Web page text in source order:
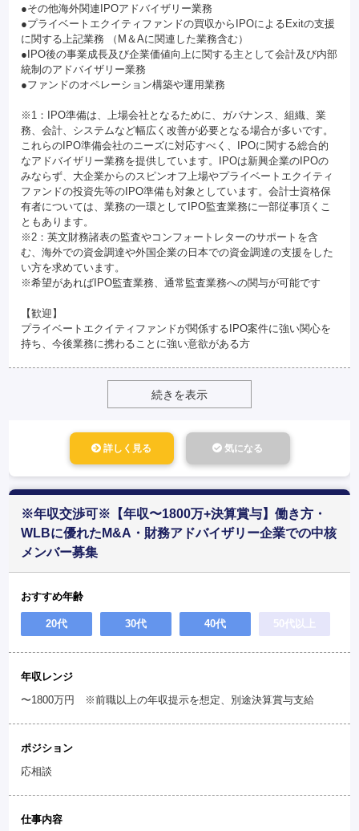
●その他海外関連IPOアドバイザリー業務
●プライベートエクイティファンドの買収からIPOによるExitの支援
に関する上記業務 （M＆Aに関連した業務含む）
●IPO後の事業成長及び企業価値向上に関する主として会計及び内部
統制のアドバイザリー業務
●ファンドのオペレーション構築や運用業務
※1：IPO準備は、上場会社となるために、ガバナンス、組織、業
務、会計、システムなど幅広く改善が必要となる場合が多いです。
これらのIPO準備会社のニーズに対応すべく、IPOに関する総合的
なアドバイザリー業務を提供しています。IPOは新興企業のIPOの
みならず、大企業からのスピンオフ上場やプライベートエクイティ
ファンドの投資先等のIPO準備も対象としています。会計士資格保
有者については、業務の一環としてIPO監査業務に一部従事頂くこ
ともあります。
※2：英文財務諸表の監査やコンフォートレターのサポートを含
む、海外での資金調達や外国企業の日本での資金調達の支援をした
い方を求めています。
※希望があればIPO監査業務、通常監査業務への関与が可能です
【歓迎】
プライベートエクイティファンドが関係するIPO案件に強い関心を
持ち、今後業務に携わることに強い意欲がある方
続きを表示
詳しく見る 気になる
※年収交渉可※【年収〜1800万+決算賞与】働き方・
WLBに優れたM&A・財務アドバイザリー企業での中核
メンバー募集
おすすめ年齢
20代 30代 40代 50代以上
年収レンジ
〜1800万円 ※前職以上の年収提示を想定、別途決算賞与支給
ポジション
応相談
仕事内容